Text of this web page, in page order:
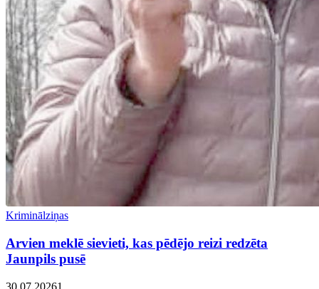
Kriminālziņas
Arvien meklē sievieti, kas pēdējo reizi redzēta
Jaunpils pusē
30.07.20261